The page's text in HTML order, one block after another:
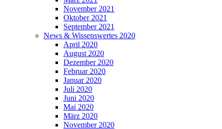
November 2021
Oktober 2021
September 2021
News & Wissenswertes 2020
April 2020
August 2020
Dezember 2020
Februar 2020
Januar 2020
Juli 2020
Juni 2020
Mai 2020
März 2020
November 2020